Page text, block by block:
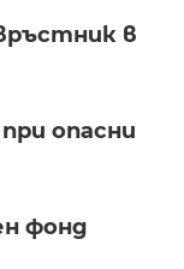
в
опасни
фонд